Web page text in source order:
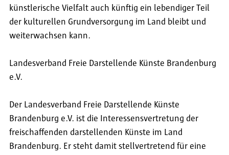
künstlerische Vielfalt auch künftig ein lebendiger Teil
der kulturellen Grundversorgung im Land bleibt und
weiterwachsen kann.
Landesverband Freie Darstellende Künste Brandenburg
e.V.
Der Landesverband Freie Darstellende Künste
Brandenburg e.V. ist die Interessensvertretung der
freischaffenden darstellenden Künste im Land
Brandenburg. Er steht damit stellvertretend für eine